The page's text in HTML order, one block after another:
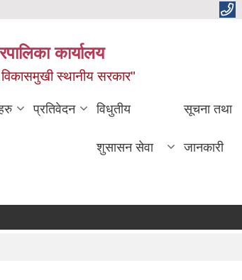
कार्यालय
स्थानीय सरकार"
प्रतिवेदन विधुतीय
शुसासन सेवा
सूचना तथा
जानकारी